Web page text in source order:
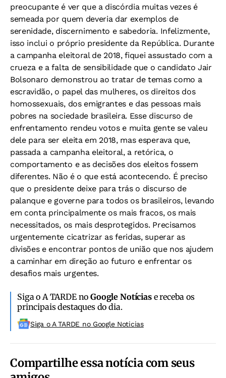
preocupante é ver que a discórdia muitas vezes é
semeada por quem deveria dar exemplos de
serenidade, discernimento e sabedoria. Infelizmente,
isso inclui o próprio presidente da República. Durante
a campanha eleitoral de 2018, fiquei assustado com a
crueza e a falta de sensibilidade que o candidato Jair
Bolsonaro demonstrou ao tratar de temas como a
escravidão, o papel das mulheres, os direitos dos
homossexuais, dos emigrantes e das pessoas mais
pobres na sociedade brasileira. Esse discurso de
enfrentamento rendeu votos e muita gente se valeu
dele para ser eleita em 2018, mas esperava que,
passada a campanha eleitoral, a retórica, o
comportamento e as decisões dos eleitos fossem
diferentes. Não é o que está acontecendo. É preciso
que o presidente deixe para trás o discurso de
palanque e governe para todos os brasileiros, levando
em conta principalmente os mais fracos, os mais
necessitados, os mais desprotegidos. Precisamos
urgentemente cicatrizar as feridas, superar as
divisões e encontrar pontos de união que nos ajudem
a caminhar em direção ao futuro e enfrentar os
desafios mais urgentes.
Siga o A TARDE noGoogle Notíciase receba os
principais destaques do dia.
Siga o A TARDE no Google Noticias
Compartilhe essa notícia com seus